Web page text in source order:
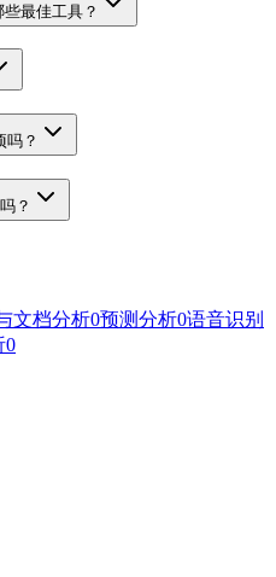
最佳工具？
吗？
？
文档分析0预测分析0语音识别
0